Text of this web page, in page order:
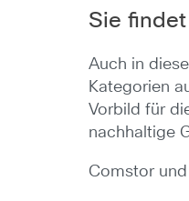
Sie
Auch in
Kategorien
Vorbild für
nachhaltige
Comstor